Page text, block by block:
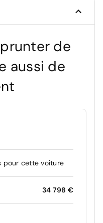
de
aussi de
pour cette voiture
34 798 €